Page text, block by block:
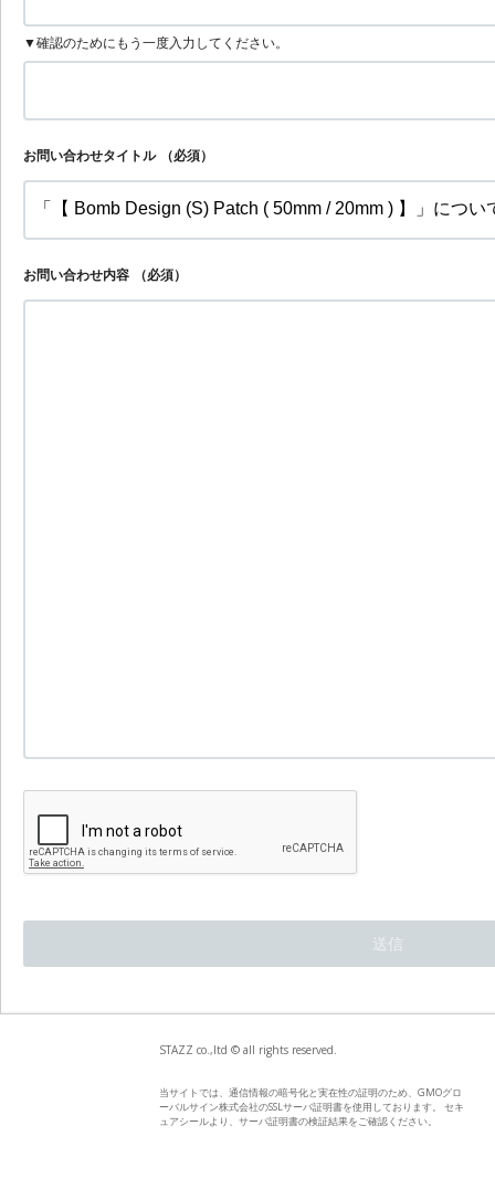
▼確認のためにもう一度入力してください。
お問い合わせタイトル （必須）
お問い合わせ内容 （必須）
STAZZ co.,ltd © all rights reserved.
当サイトでは、通信情報の暗号化と実在性の証明のため、GMOグロ
ーバルサイン株式会社のSSLサーバ証明書を使用しております。 セキ
ュアシールより、サーバ証明書の検証結果をご確認ください。